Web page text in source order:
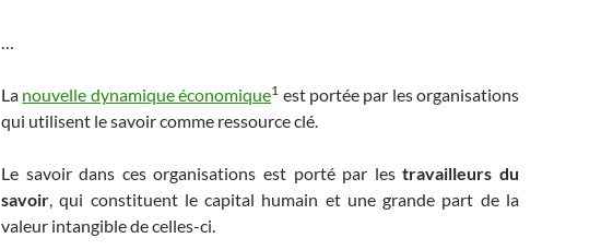
…
La nouvelle dynamique économique1 est portée par les organisations
qui utilisent le savoir comme ressource clé.
Le savoir dans ces organisations est porté par lestravailleurs du
savoir, qui constituent le capital humain et une grande part de la
valeur intangible de celles-ci.